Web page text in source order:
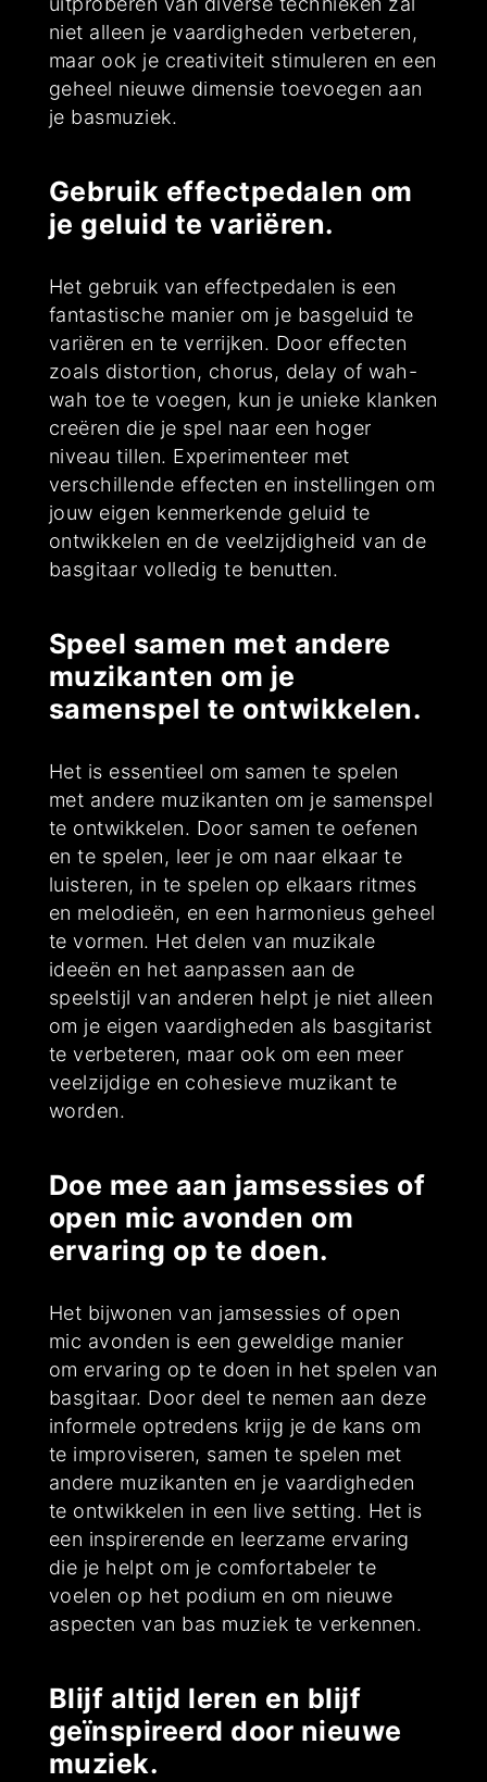
niet alleen je vaardigheden verbeteren,
maar ook je creativiteit stimuleren en een
geheel nieuwe dimensie toevoegen aan
je basmuziek.
Gebruik effectpedalen om
je geluid te variëren.
Het gebruik van effectpedalen is een
fantastische manier om je basgeluid te
variëren en te verrijken. Door effecten
zoals distortion, chorus, delay of wah-
wah toe te voegen, kun je unieke klanken
creëren die je spel naar een hoger
niveau tillen. Experimenteer met
verschillende effecten en instellingen om
jouw eigen kenmerkende geluid te
ontwikkelen en de veelzijdigheid van de
basgitaar volledig te benutten.
Speel samen met andere
muzikanten om je
samenspel te ontwikkelen.
Het is essentieel om samen te spelen
met andere muzikanten om je samenspel
te ontwikkelen. Door samen te oefenen
en te spelen, leer je om naar elkaar te
luisteren, in te spelen op elkaars ritmes
en melodieën, en een harmonieus geheel
te vormen. Het delen van muzikale
ideeën en het aanpassen aan de
speelstijl van anderen helpt je niet alleen
om je eigen vaardigheden als basgitarist
te verbeteren, maar ook om een meer
veelzijdige en cohesieve muzikant te
worden.
Doe mee aan jamsessies of
open mic avonden om
ervaring op te doen.
Het bijwonen van jamsessies of open
mic avonden is een geweldige manier
om ervaring op te doen in het spelen van
basgitaar. Door deel te nemen aan deze
informele optredens krijg je de kans om
te improviseren, samen te spelen met
andere muzikanten en je vaardigheden
te ontwikkelen in een live setting. Het is
een inspirerende en leerzame ervaring
die je helpt om je comfortabeler te
voelen op het podium en om nieuwe
aspecten van bas muziek te verkennen.
Blijf altijd leren en blijf
geïnspireerd door nieuwe
muziek.